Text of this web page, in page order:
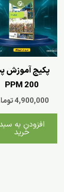
پکیج آموزش
200 PPM
4,900,000
افزودن به
خرید